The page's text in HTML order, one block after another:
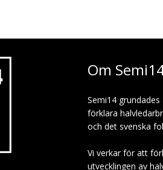
Om
Semi14
förklara
och det svenska
Vi verkar för att
utvecklingen av